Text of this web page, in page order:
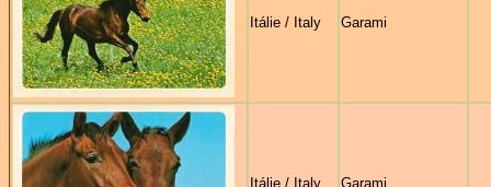
Itálie / Italy Garami
Itálie / Italy Garami